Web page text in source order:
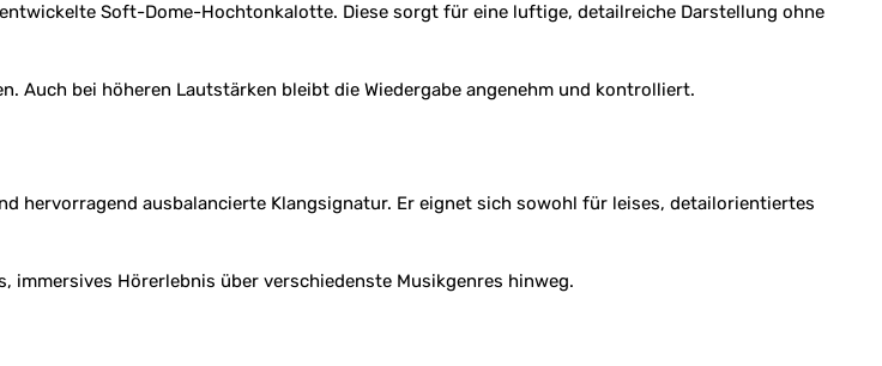
Soft-Dome-Hochtonkalotte. Diese sorgt für eine luftige, detailreiche Darstellung ohne
Auch bei höheren Lautstärken bleibt die Wiedergabe angenehm und kontrolliert.
hervorragend ausbalancierte Klangsignatur. Er eignet sich sowohl für leises, detailorientiertes
immersives Hörerlebnis über verschiedenste Musikgenres hinweg.